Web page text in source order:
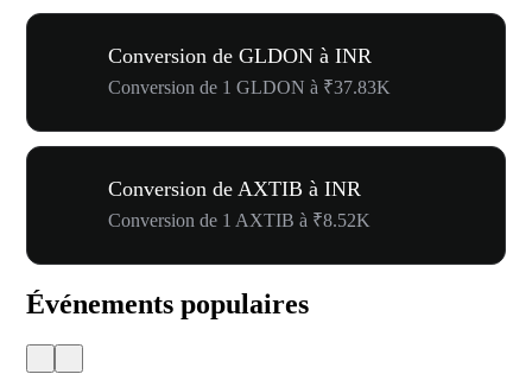
Conversion de GLDON à INR
Conversion de 1 GLDON à ₹37.83K
Conversion de AXTIB à INR
Conversion de 1 AXTIB à ₹8.52K
Événements populaires